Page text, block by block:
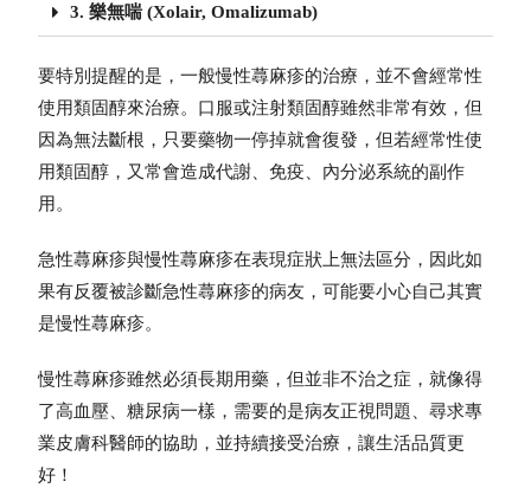
3. 樂無喘 (Xolair, Omalizumab)
要特別提醒的是，一般慢性蕁麻疹的治療，並不會經常性
使用類固醇來治療。口服或注射類固醇雖然非常有效，但
因為無法斷根，只要藥物一停掉就會復發，但若經常性使
用類固醇，又常會造成代謝、免疫、內分泌系統的副作
用。
急性蕁麻疹與慢性蕁麻疹在表現症狀上無法區分，因此如
果有反覆被診斷急性蕁麻疹的病友，可能要小心自己其實
是慢性蕁麻疹。
慢性蕁麻疹雖然必須長期用藥，但並非不治之症，就像得
了高血壓、糖尿病一樣，需要的是病友正視問題、尋求專
業皮膚科醫師的協助，並持續接受治療，讓生活品質更
好！